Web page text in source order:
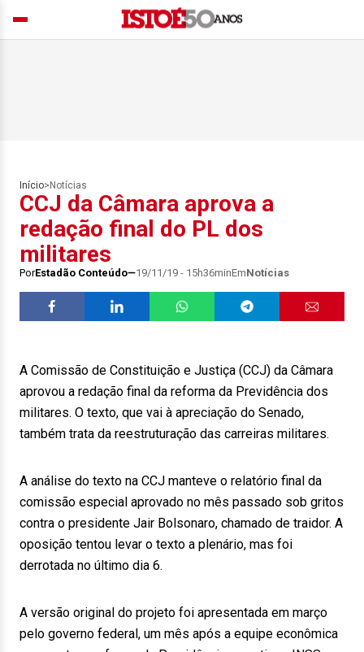
Início> Notícias
CCJ da Câmara aprova a
redação final do PL dos
militares
PorEstadão Conteúdo 19/11/19 - 15h36minEmNotícias
A Comissão de Constituição e Justiça (CCJ) da Câmara
aprovou a redação final da reforma da Previdência dos
militares. O texto, que vai à apreciação do Senado,
também trata da reestruturação das carreiras militares.
A análise do texto na CCJ manteve o relatório final da
comissão especial aprovado no mês passado sob gritos
contra o presidente Jair Bolsonaro, chamado de traidor. A
oposição tentou levar o texto a plenário, mas foi
derrotada no último dia 6.
A versão original do projeto foi apresentada em março
pelo governo federal, um mês após a equipe econômica